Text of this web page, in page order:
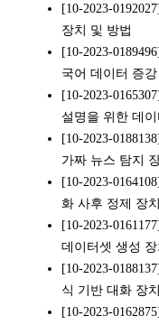
[10-2023-
장치 및 방법
[10-2023-
국어 데이터 증
[10-2023-
설명을 위한 데
[10-2023-
가짜 뉴스 탐지
[10-2023-
화 사후 정제 장
[10-2023-
데이터셋 생성
[10-2023-
식 기반 대화 장
[10-2023-